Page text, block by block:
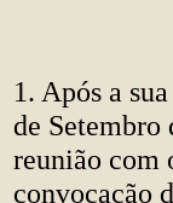
1. Após a sua
de Setembro
reunião com
convocação